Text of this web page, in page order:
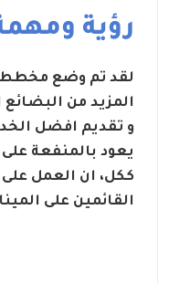
رؤية
لقد تم وضع مخطط
المزيد من
و تقديم افضل
يعود بالمنفعة
ككل، ان العمل
القائمين على